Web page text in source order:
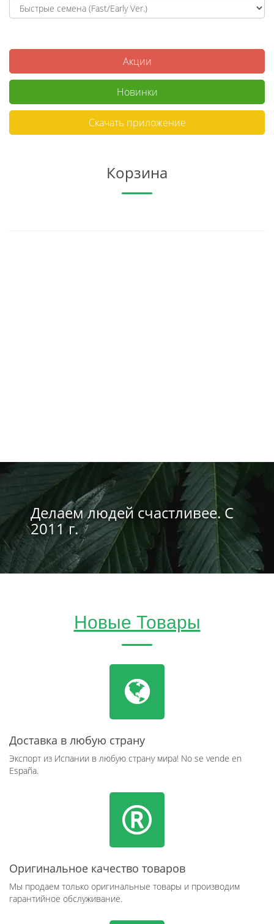
Акции
Новинки
Скачать приложение
Корзина
Делаем людей счастливее. С
2011 г.
Новые Товары
Доставка в любую страну
Экспорт из Испании в любую страну мира! No se vende en
España.
Оригинальное качество товаров
Мы продаем только оригинальные товары и производим
гарантийное обслуживание.